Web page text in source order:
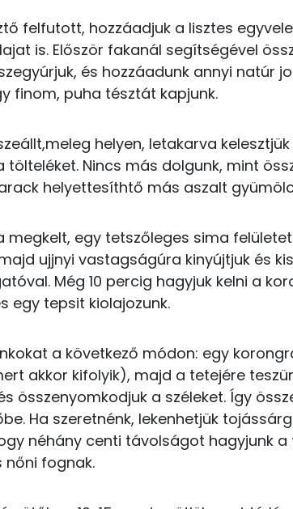
Cink
Vas
Tiamin - B1
Niacin - B3
zsírsav:
telítetlen zsírsav
felfutott, hozzáadjuk a lisztes
is. Először fakanál segítségével
és hozzáadunk annyi natúr
finom, puha tésztát kapjunk.
helyen, letakarva
tölteléket. Nincs más dolgunk, mint
helyettesíthtő más aszalt
megkelt, egy tetszőleges sima
ujjnyi vastagságúra kinyújtjuk és
Még 10 percig hagyjuk kelni a
egy tepsit kiolajozunk.
a következő módon: egy
akkor kifolyik), majd a tetejére
összenyomkodjuk a széleket. Így
Ha szeretnénk, lekenhetjük
néhány centi távolságot hagyjunk
nőni fognak.